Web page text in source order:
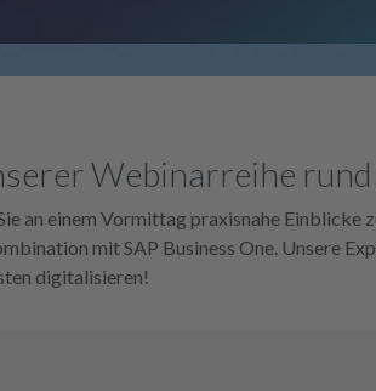
Webinarreihe
an einem Vormittag praxisnahe
mit SAP Business One. Unsere
digitalisieren!